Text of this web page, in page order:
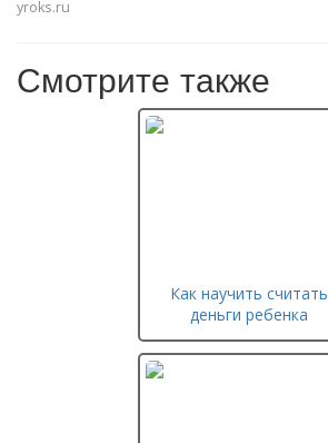
yroks.ru
Смотрите также
Как научить считать
деньги ребенка